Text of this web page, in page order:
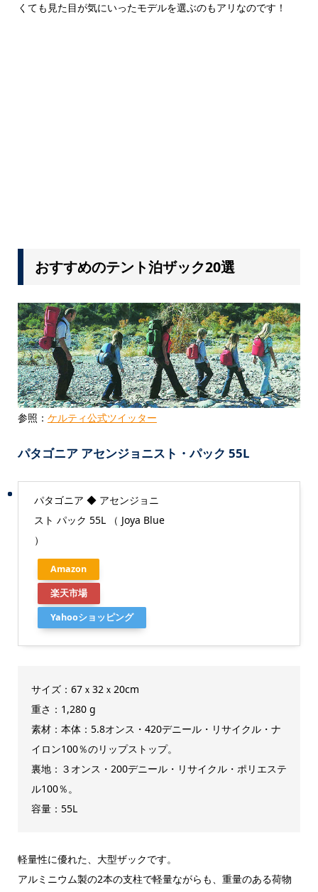
くても見た目が気にいったモデルを選ぶのもアリなのです！
おすすめのテント泊ザック20選
参照： ケルティ公式ツイッター
パタゴニア アセンジョニスト・パック 55L
パタゴニア ◆ アセンジョニ
スト パック 55L （ Joya Blue
）
Amazon
楽天市場
Yahooショッピング
サイズ：67ｘ32ｘ20cm
重さ：1,280 g
素材：本体：5.8オンス・420デニール・リサイクル・ナ
イロン100％のリップストップ。
裏地：３オンス・200デニール・リサイクル・ポリエステ
ル100％。
容量：55L
軽量性に優れた、大型ザックです。
アルミニウム製の2本の支柱で軽量ながらも、重量のある荷物